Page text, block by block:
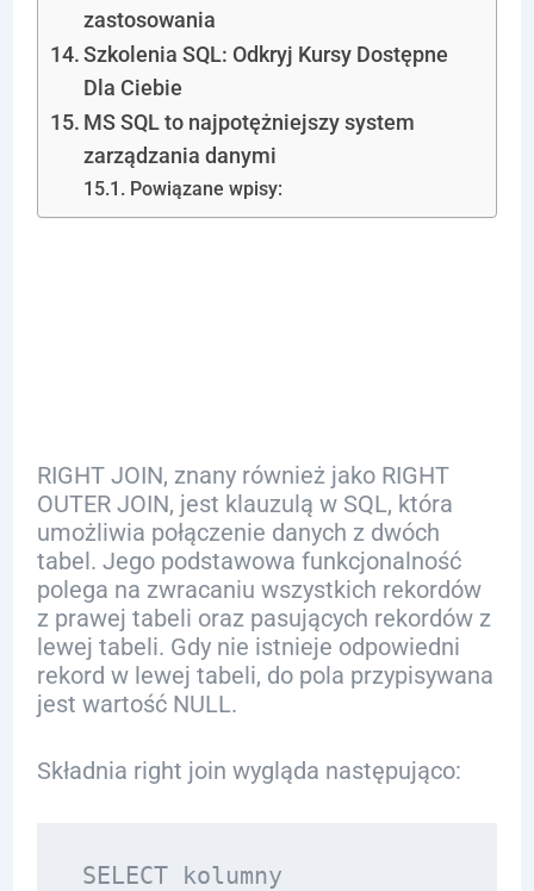
zastosowania
Szkolenia SQL: Odkryj Kursy Dostępne
Dla Ciebie
MS SQL to najpotężniejszy system
zarządzania danymi
Powiązane wpisy:
RIGHT JOIN, znany również jako RIGHT
OUTER JOIN, jest klauzulą w SQL, która
umożliwia połączenie danych z dwóch
tabel. Jego podstawowa funkcjonalność
polega na zwracaniu wszystkich rekordów
z prawej tabeli oraz pasujących rekordów z
lewej tabeli. Gdy nie istnieje odpowiedni
rekord w lewej tabeli, do pola przypisywana
jest wartość NULL.
Składnia right join wygląda następująco:
SELECT kolumny